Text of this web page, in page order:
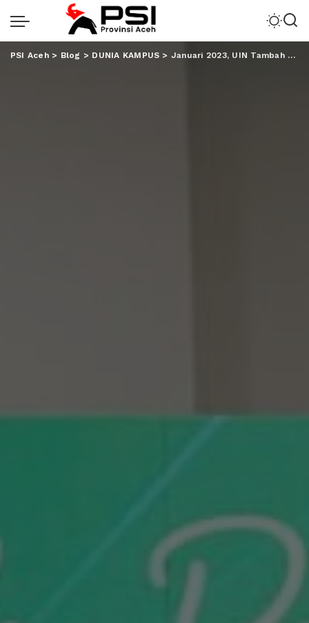
PSI Aceh> Blog > DUNIA KAMPUS > Januari 2023, UIN Tambah Dua Guru Besar